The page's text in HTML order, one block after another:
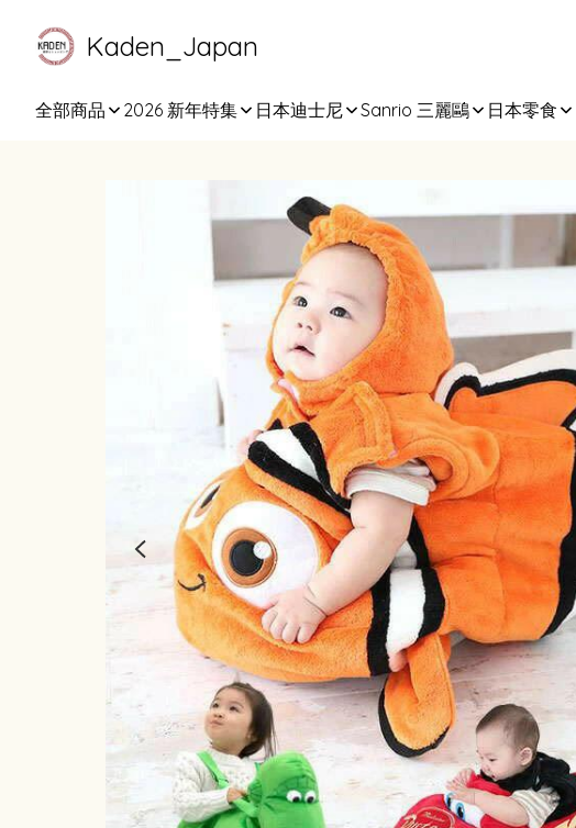
Kaden_Japan
全部商品 2026 新年特集 日本迪士尼 Sanrio 三麗鷗 日本零食